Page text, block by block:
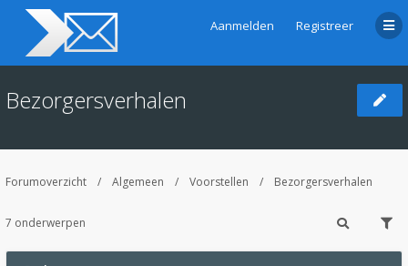
Aanmelden Registreer
Bezorgersverhalen
Forumoverzicht Algemeen Voorstellen Bezorgersverhalen
7 onderwerpen